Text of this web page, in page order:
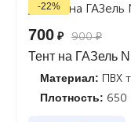
-22%
700 ₽ 900₽
Тент на ГАЗель
Материал: ПВХ
Плотность: 650